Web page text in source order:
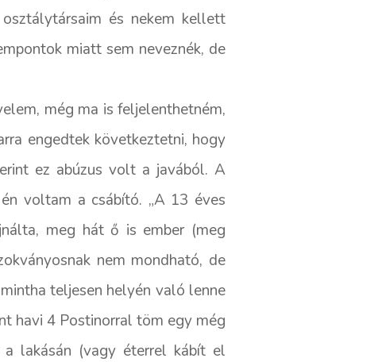
és nekem kellett
miatt sem neveznék, de
még ma is feljelenthetném,
engedtek következtetni, hogy
ez abúzus volt a javából. A
voltam a csábító. „A 13 éves
meg hát ő is ember (meg
nem mondható, de
teljesen helyén való lenne
havi 4 Postinorral töm egy még
lakásán (vagy éterrel kábít el